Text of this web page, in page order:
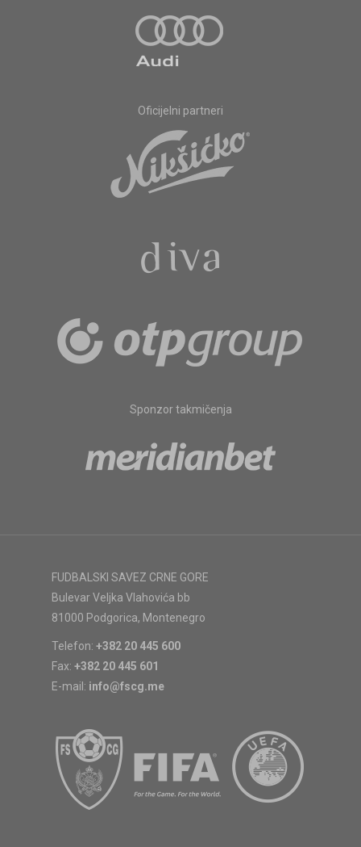
Oficijelni partneri
Sponzor takmičenja
FUDBALSKI SAVEZ CRNE GORE
Bulevar Veljka Vlahovića bb
81000 Podgorica, Montenegro
Telefon: +382 20 445 600
Fax: +382 20 445 601
E-mail: info@fscg.me